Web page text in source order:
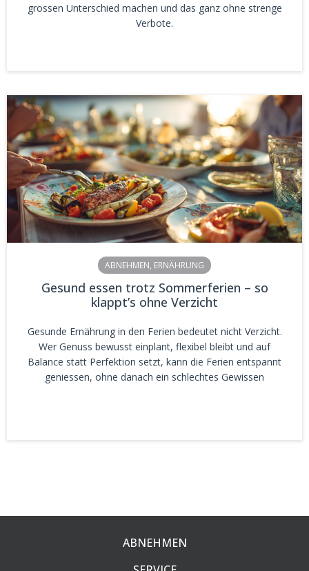
grossen Unterschied machen und das ganz ohne strenge
Verbote.
ABNEHMEN, ERNÄHRUNG
Gesund essen trotz Sommerferien – so
klappt’s ohne Verzicht
Gesunde Ernährung in den Ferien bedeutet nicht Verzicht.
Wer Genuss bewusst einplant, flexibel bleibt und auf
Balance statt Perfektion setzt, kann die Ferien entspannt
geniessen, ohne danach ein schlechtes Gewissen
ABNEHMEN